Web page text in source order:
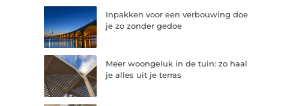
Inpakken voor een verbouwing doe
je zo zonder gedoe
Meer woongeluk in de tuin: zo haal
je alles uit je terras